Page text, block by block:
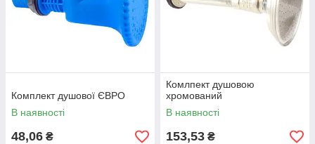
Комплект душової ЄВРО
В наявності
48,06 ₴
Комлпект душовою
хромований
В наявності
153,53 ₴